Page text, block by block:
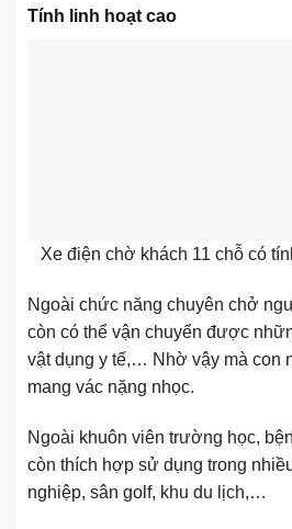
Tính linh hoạt cao
Xe điện chờ khách 11 chỗ có
Ngoài chức năng chuyên chở
còn có thể vận chuyển được
vật dụng y tế,… Nhờ vậy mà con
mang vác nặng nhọc.
Ngoài khuôn viên trường học,
còn thích hợp sử dụng trong
nghiệp, sân golf, khu du lịch,…